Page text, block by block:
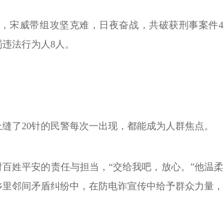
宋威带组攻坚克难，日夜奋战，共破获刑事案件4
法行为人8人。
了20针的民警每次一出现，都能成为人群焦点。
姓平安的责任与担当，“交给我吧，放心。”他温柔
邻间矛盾纠纷中，在防电诈宣传中给予群众力量，